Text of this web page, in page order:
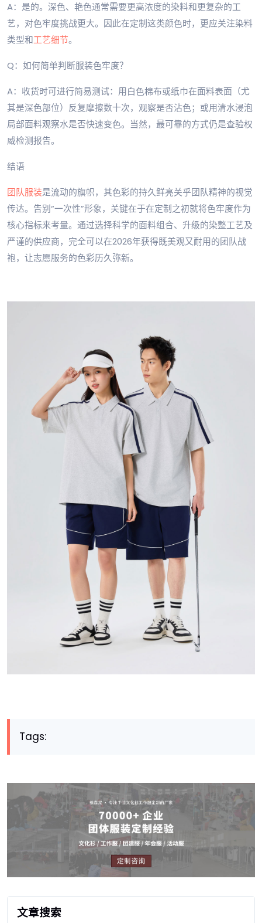
A：是的。深色、艳色通常需要更高浓度的染料和更复杂的工
艺，对色牢度挑战更大。因此在定制这类颜色时，更应关注染料
类型和工艺细节。
Q：如何简单判断服装色牢度？
A：收货时可进行简易测试：用白色棉布或纸巾在面料表面（尤
其是深色部位）反复摩擦数十次，观察是否沾色；或用清水浸泡
局部面料观察水是否快速变色。当然，最可靠的方式仍是查验权
威检测报告。
结语
团队服装是流动的旗帜，其色彩的持久鲜亮关乎团队精神的视觉
传达。告别“一次性”形象，关键在于在定制之初就将色牢度作为
核心指标来考量。通过选择科学的面料组合、升级的染整工艺及
严谨的供应商，完全可以在2026年获得既美观又耐用的团队战
袍，让志愿服务的色彩历久弥新。
Tags:
文章搜索